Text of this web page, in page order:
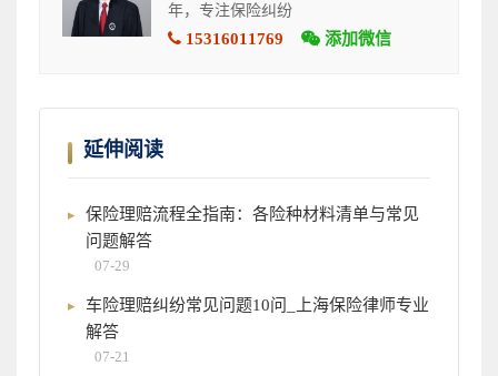
年，专注保险纠纷
15316011769 添加微信
延伸阅读
保险理赔流程全指南：各险种材料清单与常见
问题解答
07-29
车险理赔纠纷常见问题10问_上海保险律师专业
解答
07-21